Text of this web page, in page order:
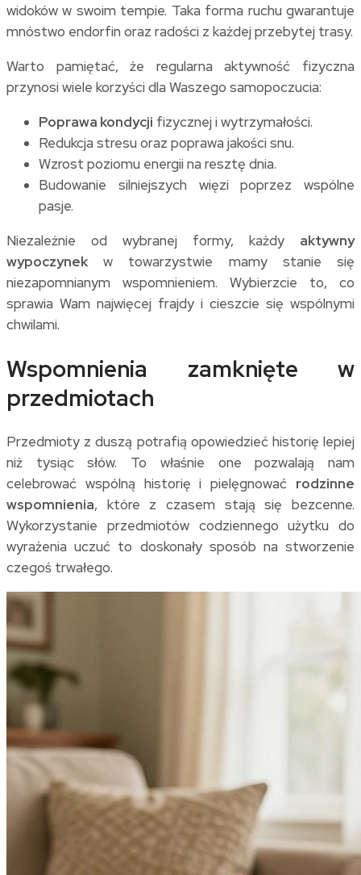
widoków w swoim tempie. Taka forma ruchu gwarantuje
mnóstwo endorfin oraz radości z każdej przebytej trasy.
Warto pamiętać, że regularna aktywność fizyczna
przynosi wiele korzyści dla Waszego samopoczucia:
Poprawa kondycji fizycznej i wytrzymałości.
Redukcja stresu oraz poprawa jakości snu.
Wzrost poziomu energii na resztę dnia.
Budowanie silniejszych więzi poprzez wspólne
pasje.
Niezależnie od wybranej formy, każdy aktywny
wypoczynekw towarzystwie mamy stanie się
niezapomnianym wspomnieniem. Wybierzcie to, co
sprawia Wam najwięcej frajdy i cieszcie się wspólnymi
chwilami.
Wspomnienia zamknięte w
przedmiotach
Przedmioty z duszą potrafią opowiedzieć historię lepiej
niż tysiąc słów. To właśnie one pozwalają nam
celebrować wspólną historię i pielęgnować rodzinne
wspomnienia, które z czasem stają się bezcenne.
Wykorzystanie przedmiotów codziennego użytku do
wyrażenia uczuć to doskonały sposób na stworzenie
czegoś trwałego.